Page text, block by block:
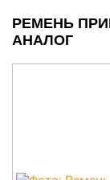
РЕМЕНЬ
АНАЛОГ